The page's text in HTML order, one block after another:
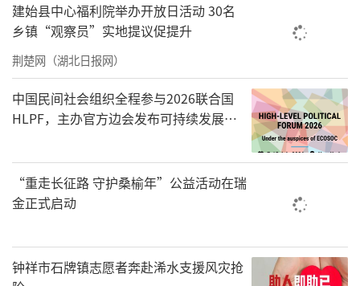
建始县中心福利院举办开放日活动 30名
乡镇“观察员”实地提议促提升
荆楚网（湖北日报网）
中国民间社会组织全程参与2026联合国
HLPF，主办官方边会发布可持续发展标
“重走长征路 守护桑榆年”公益活动在瑞
金正式启动
钟祥市石牌镇志愿者奔赴浠水支援风灾抢